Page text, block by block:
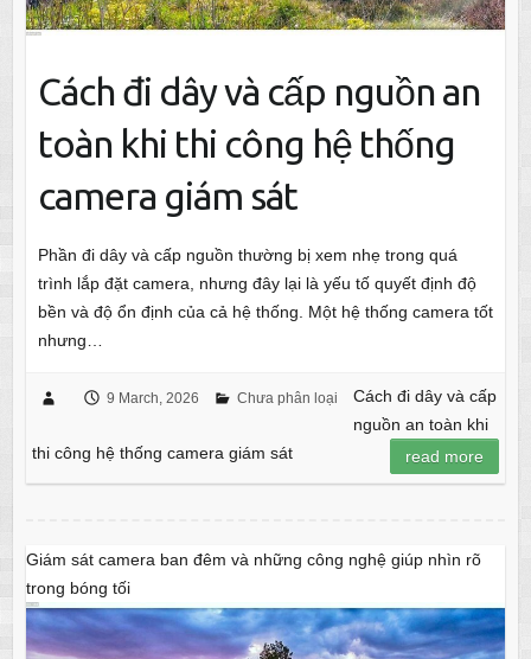
Cách đi dây và cấp nguồn an
toàn khi thi công hệ thống
camera giám sát
Phần đi dây và cấp nguồn thường bị xem nhẹ trong quá
trình lắp đặt camera, nhưng đây lại là yếu tố quyết định độ
bền và độ ổn định của cả hệ thống. Một hệ thống camera tốt
nhưng…
9 March, 2026 Chưa phân loại
Cách đi dây và cấp
nguồn an toàn khi
thi công hệ thống camera giám sát
read more
Giám sát camera ban đêm và những công nghệ giúp nhìn rõ
trong bóng tối